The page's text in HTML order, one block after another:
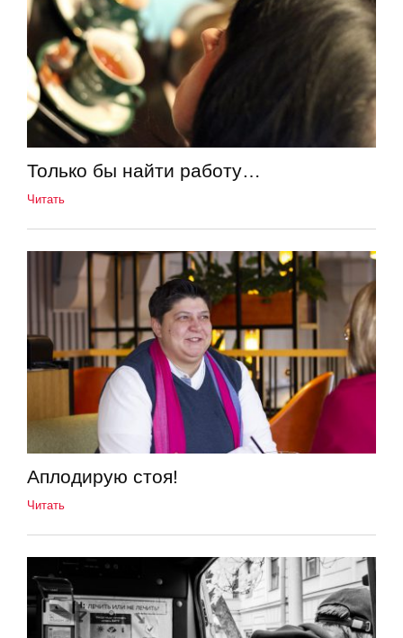
Только бы найти работу…
Читать
Аплодирую стоя!
Читать